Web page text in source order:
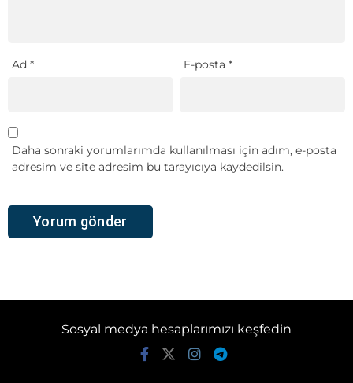
Ad * E-posta*
Daha sonraki yorumlarımda kullanılması için adım, e-posta
adresim ve site adresim bu tarayıcıya kaydedilsin.
Sosyal medya hesaplarımızı keşfedin